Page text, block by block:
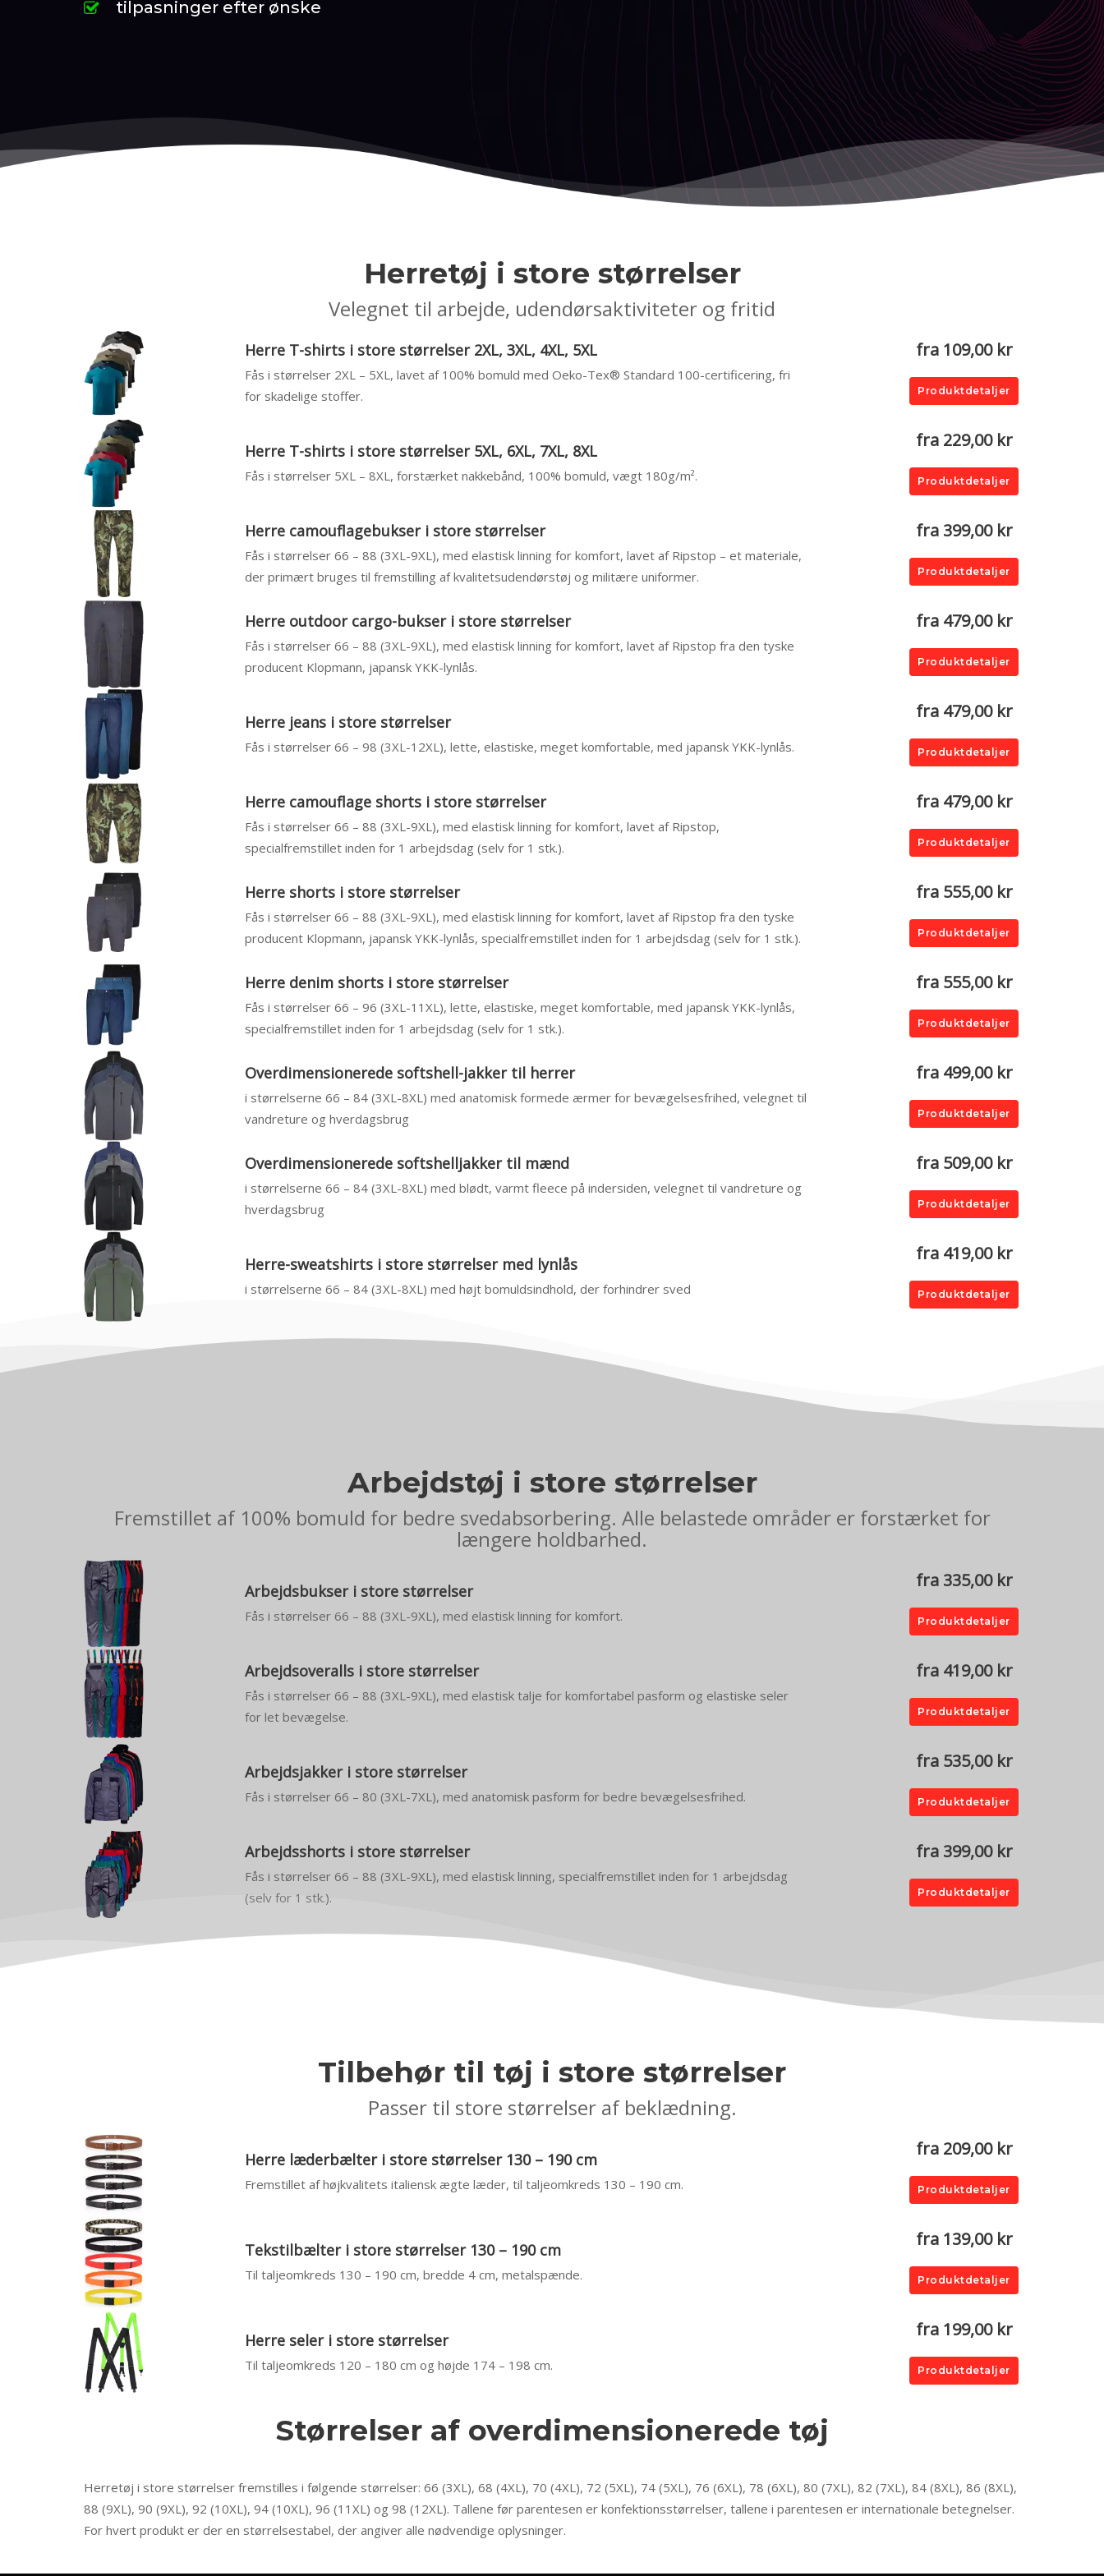
tilpasninger efter ønske
Herretøj i store størrelser
Velegnet til arbejde, udendørsaktiviteter og fritid
Herre T-shirts i store størrelser 2XL, 3XL, 4XL, 5XL
Fås i størrelser 2XL – 5XL, lavet af 100% bomuld med Oeko-Tex® Standard 100-certificering, fri
for skadelige stoffer.
fra 109,00 kr
Produktdetaljer
Herre T-shirts i store størrelser 5XL, 6XL, 7XL, 8XL
Fås i størrelser 5XL – 8XL, forstærket nakkebånd, 100% bomuld, vægt 180g/m².
fra 229,00 kr
Produktdetaljer
Herre camouflagebukser i store størrelser
Fås i størrelser 66 – 88 (3XL-9XL), med elastisk linning for komfort, lavet af Ripstop – et materiale,
der primært bruges til fremstilling af kvalitetsudendørstøj og militære uniformer.
fra 399,00 kr
Produktdetaljer
Herre outdoor cargo-bukser i store størrelser
Fås i størrelser 66 – 88 (3XL-9XL), med elastisk linning for komfort, lavet af Ripstop fra den tyske
producent Klopmann, japansk YKK-lynlås.
fra 479,00 kr
Produktdetaljer
Herre jeans i store størrelser
Fås i størrelser 66 – 98 (3XL-12XL), lette, elastiske, meget komfortable, med japansk YKK-lynlås.
fra 479,00 kr
Produktdetaljer
Herre camouflage shorts i store størrelser
Fås i størrelser 66 – 88 (3XL-9XL), med elastisk linning for komfort, lavet af Ripstop,
specialfremstillet inden for 1 arbejdsdag (selv for 1 stk.).
fra 479,00 kr
Produktdetaljer
Herre shorts i store størrelser
Fås i størrelser 66 – 88 (3XL-9XL), med elastisk linning for komfort, lavet af Ripstop fra den tyske
producent Klopmann, japansk YKK-lynlås, specialfremstillet inden for 1 arbejdsdag (selv for 1 stk.).
fra 555,00 kr
Produktdetaljer
Herre denim shorts i store størrelser
Fås i størrelser 66 – 96 (3XL-11XL), lette, elastiske, meget komfortable, med japansk YKK-lynlås,
specialfremstillet inden for 1 arbejdsdag (selv for 1 stk.).
fra 555,00 kr
Produktdetaljer
Overdimensionerede softshell-jakker til herrer
i størrelserne 66 – 84 (3XL-8XL) med anatomisk formede ærmer for bevægelsesfrihed, velegnet til
vandreture og hverdagsbrug
fra 499,00 kr
Produktdetaljer
Overdimensionerede softshelljakker til mænd
i størrelserne 66 – 84 (3XL-8XL) med blødt, varmt fleece på indersiden, velegnet til vandreture og
hverdagsbrug
fra 509,00 kr
Produktdetaljer
Herre-sweatshirts i store størrelser med lynlås
i størrelserne 66 – 84 (3XL-8XL) med højt bomuldsindhold, der forhindrer sved
fra 419,00 kr
Produktdetaljer
Arbejdstøj i store størrelser
Fremstillet af 100% bomuld for bedre svedabsorbering. Alle belastede områder er forstærket for
længere holdbarhed.
Arbejdsbukser i store størrelser
Fås i størrelser 66 – 88 (3XL-9XL), med elastisk linning for komfort.
fra 335,00 kr
Produktdetaljer
Arbejdsoveralls i store størrelser
Fås i størrelser 66 – 88 (3XL-9XL), med elastisk talje for komfortabel pasform og elastiske seler
for let bevægelse.
fra 419,00 kr
Produktdetaljer
Arbejdsjakker i store størrelser
Fås i størrelser 66 – 80 (3XL-7XL), med anatomisk pasform for bedre bevægelsesfrihed.
fra 535,00 kr
Produktdetaljer
Arbejdsshorts i store størrelser
Fås i størrelser 66 – 88 (3XL-9XL), med elastisk linning, specialfremstillet inden for 1 arbejdsdag
(selv for 1 stk.).
fra 399,00 kr
Produktdetaljer
Tilbehør til tøj i store størrelser
Passer til store størrelser af beklædning.
Herre læderbælter i store størrelser 130 – 190 cm
Fremstillet af højkvalitets italiensk ægte læder, til taljeomkreds 130 – 190 cm.
fra 209,00 kr
Produktdetaljer
Tekstilbælter i store størrelser 130 – 190 cm
Til taljeomkreds 130 – 190 cm, bredde 4 cm, metalspænde.
fra 139,00 kr
Produktdetaljer
Herre seler i store størrelser
Til taljeomkreds 120 – 180 cm og højde 174 – 198 cm.
fra 199,00 kr
Produktdetaljer
Størrelser af overdimensionerede tøj
Herretøj i store størrelser fremstilles i følgende størrelser: 66 (3XL), 68 (4XL), 70 (4XL), 72 (5XL), 74 (5XL), 76 (6XL), 78 (6XL), 80 (7XL), 82 (7XL), 84 (8XL), 86 (8XL),
88 (9XL), 90 (9XL), 92 (10XL), 94 (10XL), 96 (11XL) og 98 (12XL). Tallene før parentesen er konfektionsstørrelser, tallene i parentesen er internationale betegnelser.
For hvert produkt er der en størrelsestabel, der angiver alle nødvendige oplysninger.